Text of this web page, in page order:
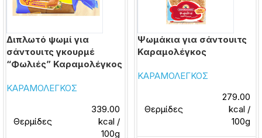
Διπλωτό ψωμί για
σάντουιτς γκουρμέ
“Φωλιές” Καραμολέγκος
ΚΑΡΑΜΟΛΕΓΚΟΣ
Θερμίδες
339.00
kcal /
100g
Ψωμάκια για σάντουιτς
Καραμολέγκος
ΚΑΡΑΜΟΛΕΓΚΟΣ
Θερμίδες
279.00
kcal /
100g